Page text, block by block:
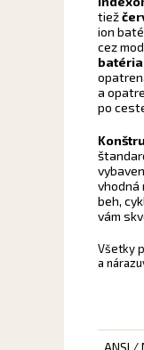
tiež
ion
cez
a
po
vhodná
beh,
vám
Všetky
a
ANSI /